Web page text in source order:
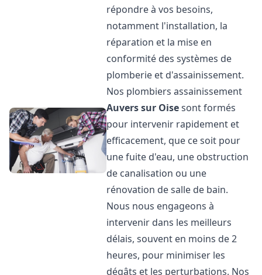
répondre à vos besoins,
notamment l'installation, la
réparation et la mise en
conformité des systèmes de
plomberie et d'assainissement.
Nos plombiers assainissement
Auvers sur Oisesont formés
pour intervenir rapidement et
efficacement, que ce soit pour
une fuite d'eau, une obstruction
de canalisation ou une
rénovation de salle de bain.
Nous nous engageons à
intervenir dans les meilleurs
délais, souvent en moins de 2
heures, pour minimiser les
dégâts et les perturbations. Nos